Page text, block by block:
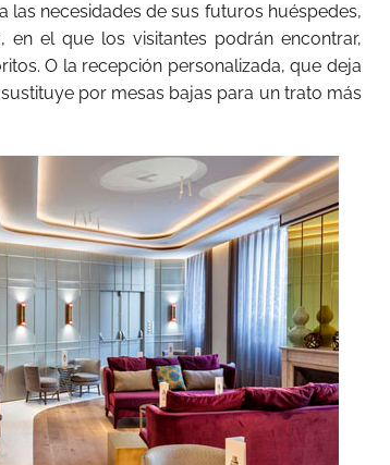
las necesidades de sus futuros huéspedes,
el que los visitantes podrán encontrar,
O la recepción personalizada, que deja
por mesas bajas para un trato más